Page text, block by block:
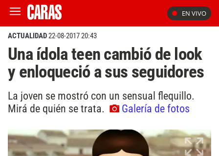
EN VIVO
ACTUALIDAD22-08-2017 20:43
Una ídola teen cambió de look
y enloqueció a sus seguidores
La joven se mostró con un sensual flequillo.
Mirá de quién se trata.
Galería de fotos